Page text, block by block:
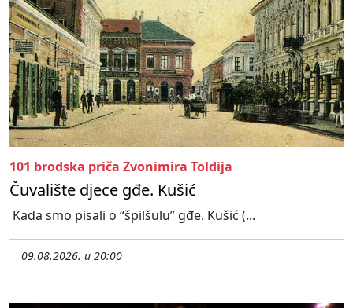
101 brodska priča Zvonimira Toldija
Čuvalište djece gđe. Kušić
Kada smo pisali o “špilšulu” gđe. Kušić (...
09.08.2026. u 20:00